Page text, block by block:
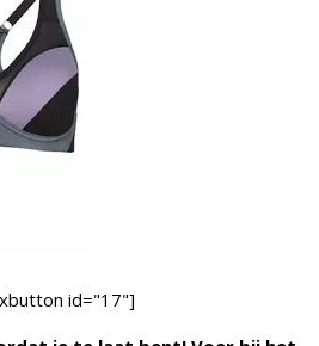
id="17"]